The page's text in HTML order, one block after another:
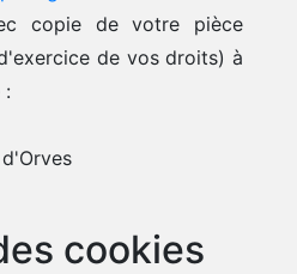
copie de votre pièce
de vos droits) à
:
cookies